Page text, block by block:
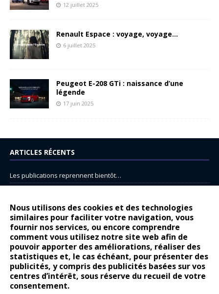
Nous utilisons des cookies et des technologies
similaires pour faciliter votre navigation, vous
fournir nos services, ou encore comprendre
comment vous utilisez notre site web afin de
pouvoir apporter des améliorations, réaliser des
statistiques et, le cas échéant, pour présenter des
publicités, y compris des publicités basées sur vos
centres d’intérêt, sous réserve du recueil de votre
consentement.
12 juillet 2025
Renault Espace : voyage, voyage…
6 juillet 2025
Peugeot E-208 GTi : naissance d’une
légende
17 juin 2025
ARTICLES RÉCENTS
Les publications reprennent bientôt…
14 juillet : nouveau film de marque pour Citroën
Renault Espace : voyage, voyage…
Peugeot E-208 GTi : naissance d’une légende
COMMENTAIRES RÉCENTS
Bernard DardartdansDacia Sandero : pour les gens vrais